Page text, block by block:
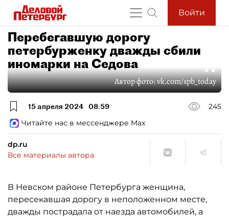
Войти
Перебегавшую дорогу
петербурженку дважды сбили
иномарки на Седова
Автор фото:vk.com/spb_today
15 апреля 2024 08:59
245
Читайте нас в мессенджере Max
dp.ru
Все материалы автора
В Невском районе Петербурга женщина,
пересекавшая дорогу в неположенном месте,
дважды пострадала от наезда автомобилей, а